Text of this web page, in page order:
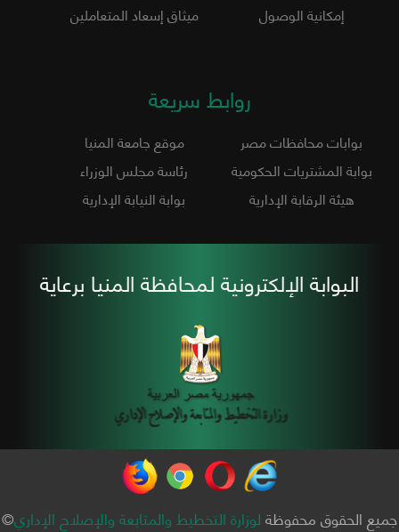
إمكانية الوصول
ميثاق إسعاد المتعاملين
روابط سريعة
بوابات محافظات مصر
موقع جامعة المنيا
بوابة المشتريات الحكومية
رئاسة مجلس الوزراء
هيئة الرقابة الإدارية
بوابة النيابة الإدارية
البوابة الإلكترونية لمحافظة المنيا برعاية
جميع الحقوق محفوظةلوزارة التخطيط والمتابعة والإصلاح الإداري©